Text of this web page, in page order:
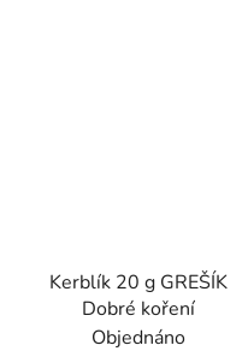
Kerblík 20 g GREŠÍK
Dobré koření
Objednáno